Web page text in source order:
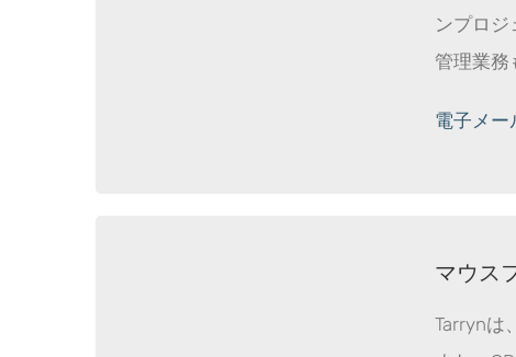
ンプロジ
管理業務
電子メー
マウス
Tarrynは